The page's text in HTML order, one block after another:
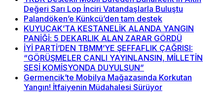
Değeri Sarı Lop İnciri Vatandaşlarla Buluştu
Palandöken’e Künkcü’den tam destek
KUYUCAK’TA KESTANELİK ALANDA YANGIN
PANİĞİ: 5 DEKARLIK ALAN ZARAR GÖRDÜ
İYİ PARTİ’DEN TBMM’YE ŞEFFAFLIK ÇAĞRISI:
“GÖRÜŞMELER CANLI YAYINLANSIN, MİLLETİN
SESİ KOMİSYONDA DUYULSUN”
Germencik’te Mobilya Mağazasında Korkutan
Yangın! İtfaiyenin Müdahalesi Sürüyor